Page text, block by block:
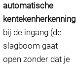
automatische
kentekenherkenning
bij de ingang (de
slagboom gaat
open zonder dat je